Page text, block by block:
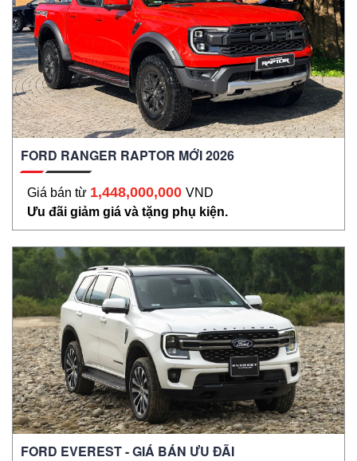
FORD RANGER RAPTOR MỚI 2026
Giá bán từ 1,448,000,000 VND
Ưu đãi giảm giá và tặng phụ kiện.
FORD EVEREST - GIÁ BÁN ƯU ĐÃI